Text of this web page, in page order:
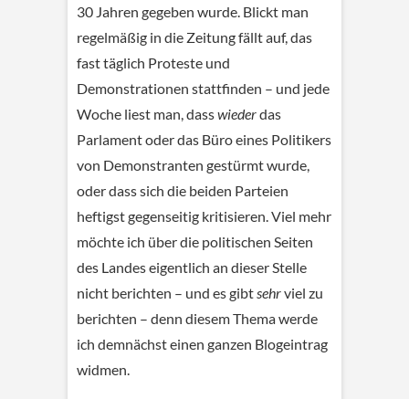
30 Jahren gegeben wurde. Blickt man
regelmäßig in die Zeitung fällt auf, das
fast täglich Proteste und
Demonstrationen stattfinden – und jede
Woche liest man, dasswiederdas
Parlament oder das Büro eines Politikers
von Demonstranten gestürmt wurde,
oder dass sich die beiden Parteien
heftigst gegenseitig kritisieren. Viel mehr
möchte ich über die politischen Seiten
des Landes eigentlich an dieser Stelle
nicht berichten – und es gibtsehrviel zu
berichten – denn diesem Thema werde
ich demnächst einen ganzen Blogeintrag
widmen.